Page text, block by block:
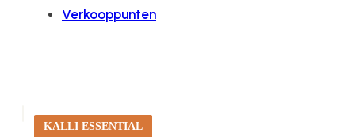
Verkooppunten
KALLI ESSENTIAL